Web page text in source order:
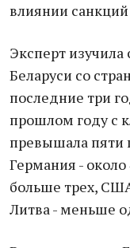
влиянии
Эксперт изучила
Беларуси со
последние три
прошлом году с
превышала пяти
Германия -
больше трех,
Литва - меньше